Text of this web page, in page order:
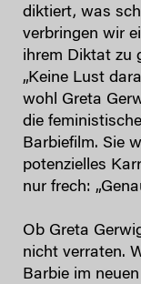
diktiert, was
verbringen wir
ihrem Diktat zu
„Keine Lust
wohl Greta
die
Barbiefilm. Sie
potenzielles
nur frech:
Ob Greta
nicht verraten.
Barbie im